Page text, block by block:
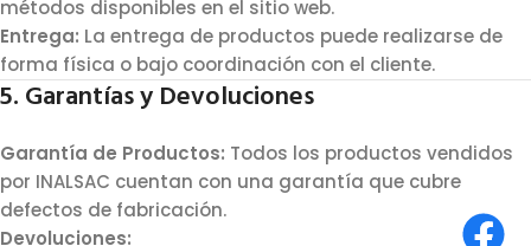
métodos disponibles en el sitio web.
Entrega: La entrega de productos puede realizarse de
forma física o bajo coordinación con el cliente.
5. Garantías y Devoluciones
Garantía de Productos: Todos los productos vendidos
por INALSAC cuentan con una garantía que cubre
defectos de fabricación.
Devoluciones: